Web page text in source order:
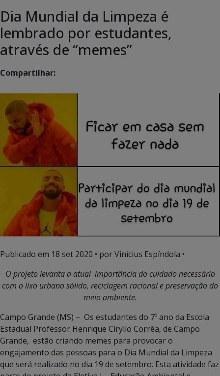
Dia Mundial da Limpeza é
lembrado por estudantes,
através de “memes”
Compartilhar:
Publicado em 18 set 2020 • por Vinícius Espíndola •
O projeto levanta a atual importância do cuidado necessário
com o lixo urbano sólido, reciclagem racional e preservação do
meio ambiente.
Campo Grande (MS) – Os estudantes do 7º ano da Escola
Estadual Professor Henrique Ciryllo Corrêa, de Campo
Grande, estão criando memes para provocar o
engajamento das pessoas para o Dia Mundial da Limpeza
que será realizado no dia 19 de setembro. Esta atividade faz